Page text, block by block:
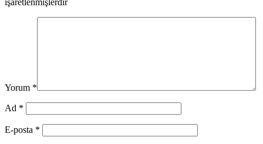
işaretlenmişlerdir
Yorum *
Ad *
E-posta *